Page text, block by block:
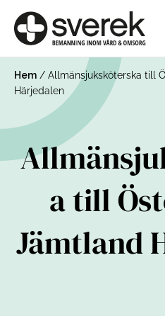
Hem / Allmänsjuksköterska till
Härjedalen
a till
Jämtland